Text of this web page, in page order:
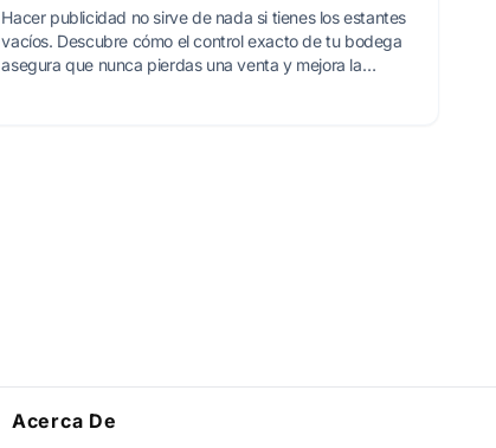
Hacer publicidad no sirve de nada si tienes los estantes
vacíos. Descubre cómo el control exacto de tu bodega
asegura que nunca pierdas una venta y mejora la
Acerca De